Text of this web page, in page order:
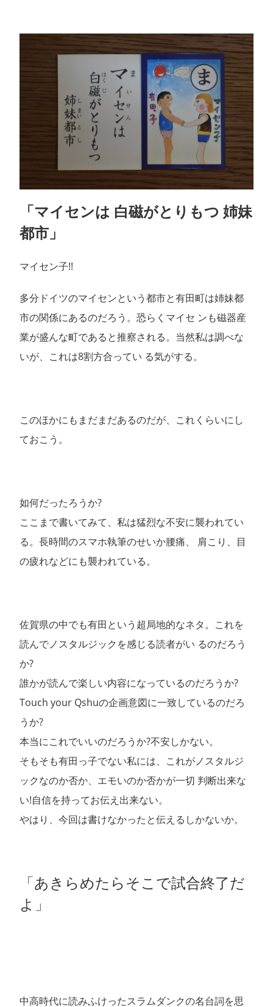
「マイセンは 白磁がとりもつ 姉妹
都市」
マイセン子!!
多分ドイツのマイセンという都市と有田町は姉妹都
市の関係にあるのだろう。恐らくマイセ ンも磁器産
業が盛んな町であると推察される。当然私は調べな
いが、これは8割方合ってい る気がする。
このほかにもまだまだあるのだが、これくらいにし
ておこう。
如何だったろうか?
ここまで書いてみて、私は猛烈な不安に襲われてい
る。長時間のスマホ執筆のせいか腰痛、 肩こり、目
の疲れなどにも襲われている。
佐賀県の中でも有田という超局地的なネタ。これを
読んでノスタルジックを感じる読者がい るのだろう
か?
誰かが読んで楽しい内容になっているのだろうか?
Touch your Qshuの企画意図に一致しているのだろ
うか?
本当にこれでいいのだろうか?不安しかない。
そもそも有田っ子でない私には、これがノスタルジ
ックなのか否か、エモいのか否かが一切 判断出来な
い!自信を持ってお伝え出来ない。
やはり、今回は書けなかったと伝えるしかないか。
「あきらめたらそこで試合終了だ
よ」
中高時代に読みふけったスラムダンクの名台詞を思